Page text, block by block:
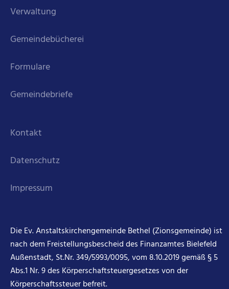
Verwaltung
Gemeindebücherei
Formulare
Gemeindebriefe
Kontakt
Datenschutz
Impressum
Die Ev. Anstaltskirchengemeinde Bethel (Zionsgemeinde) ist
nach dem Freistellungsbescheid des Finanzamtes Bielefeld
Außenstadt, St.Nr. 349/5993/0095, vom 8.10.2019 gemäß § 5
Abs.1 Nr. 9 des Körperschaftsteuergesetzes von der
Körperschaftssteuer befreit.